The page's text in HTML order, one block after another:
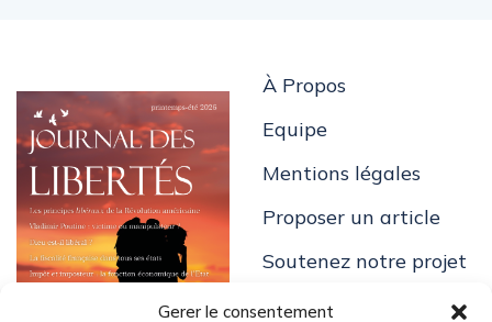
Gerer le consentement
À Propos
Equipe
Mentions légales
Proposer un article
Soutenez notre projet